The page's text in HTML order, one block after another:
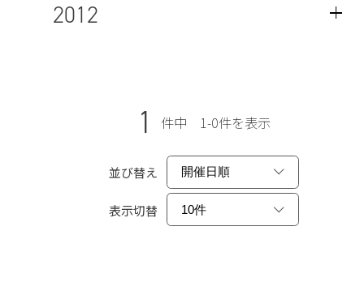
2012
1 件中 1-0件を表示
並び替え
表示切替